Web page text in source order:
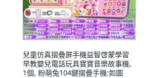
兒童仿真摺疊屏手機益智啓蒙學習
早教嬰兒電話玩具寶寶音樂故事機,
1個, 粉萌兔104鍵摺疊手機:如圖